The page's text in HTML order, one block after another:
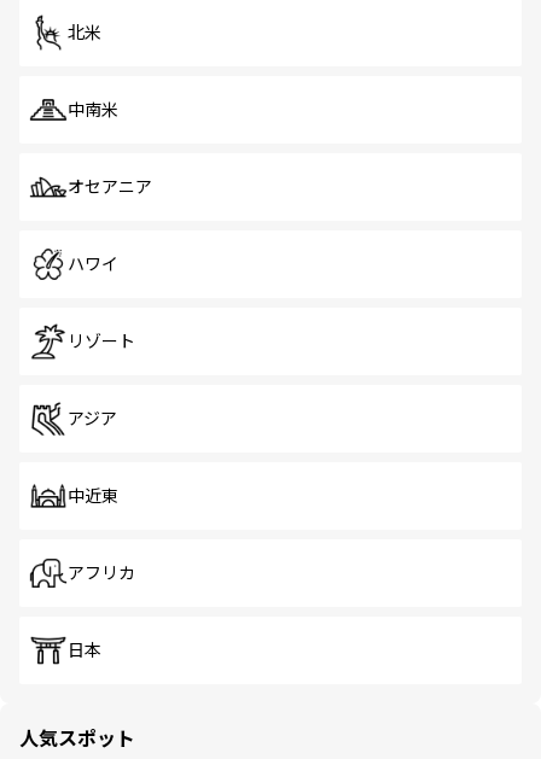
北米
中南米
オセアニア
ハワイ
リゾート
アジア
中近東
アフリカ
日本
人気スポット